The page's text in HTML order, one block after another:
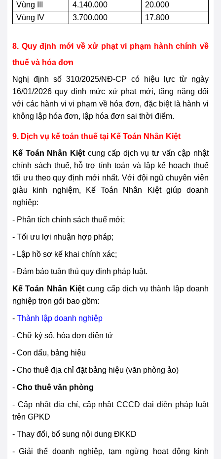
Vùng III
4.140.000
20.000
Vùng IV
3.700.000 17.800
8. Quy định mới về xử phạt vi phạm hành chính về
thuế và hóa đơn
Nghị định số 310/2025/NĐ-CP có hiệu lực từ ngày
16/01/2026 quy định mức xử phạt mới, tăng nặng đối
với các hành vi vi phạm về hóa đơn, đặc biệt là hành vi
không lập hóa đơn, lập hóa đơn sai thời điểm.
9. Dịch vụ kế toán thuế tại Kế Toán Nhân Kiệt
Kế Toán Nhân Kiệtcung cấp dịch vụ tư vấn cập nhật
chính sách thuế, hỗ trợ tính toán và lập kế hoạch thuế
tối ưu theo quy định mới nhất. Với đội ngũ chuyên viên
giàu kinh nghiệm, Kế Toán Nhân Kiệt giúp doanh
nghiệp:
- Phân tích chính sách thuế mới;
- Tối ưu lợi nhuận hợp pháp;
- Lập hồ sơ kế khai chính xác;
- Đảm bảo tuân thủ quy định pháp luật.
Kế Toán Nhân Kiệtcung cấp dịch vụ thành lập doanh
nghiệp trọn gói bao gồm:
- Thành lập doanh nghiệp
- Chữ ký số, hóa đơn điện tử
- Con dấu, bảng hiệu
- Cho thuê địa chỉ đặt bảng hiệu (văn phòng ảo)
- Cho thuê văn phòng
- Cập nhật địa chỉ, cập nhật CCCD đại diện pháp luật
trên GPKD
- Thay đổi, bổ sung nội dung ĐKKD
- Giải thể doanh nghiệp, tạm ngừng hoạt động kinh